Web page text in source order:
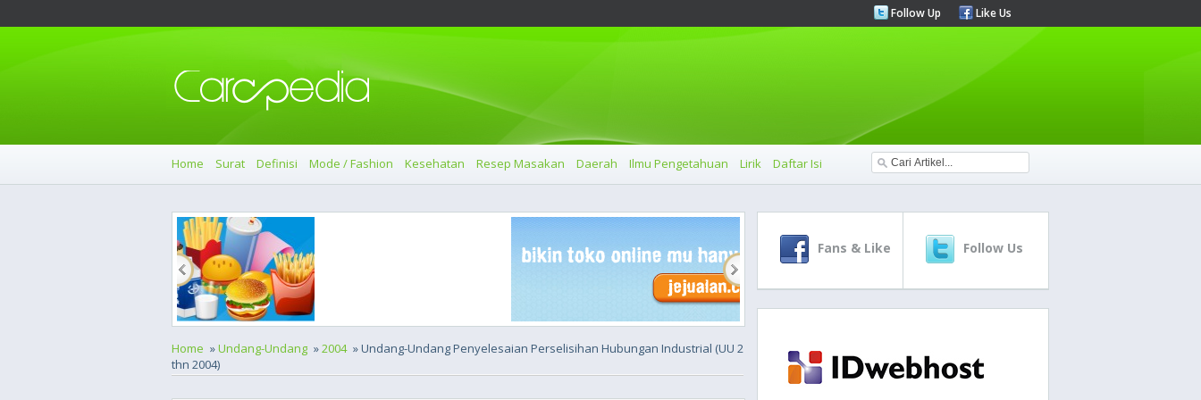
Follow Up Like Us
Home Surat Definisi Mode / Fashion Kesehatan Resep Masakan Daerah Ilmu Pengetahuan Lirik Daftar Isi
Home »Undang-Undang »2004 » Undang-Undang Penyelesaian Perselisihan Hubungan Industrial (UU 2
thn 2004)
Fans & Like Follow Us